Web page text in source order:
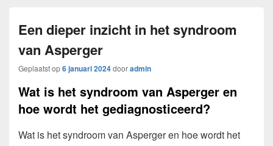
Een dieper inzicht in het syndroom
van Asperger
Geplaatst op6 januari 2024dooradmin
Wat is het syndroom van Asperger en
hoe wordt het gediagnosticeerd?
Wat is het syndroom van Asperger en hoe wordt het